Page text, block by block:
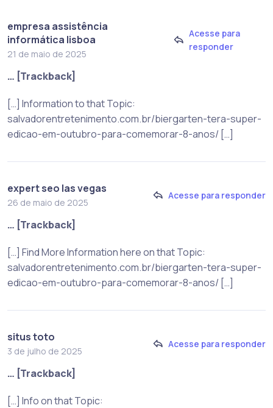
empresa assistência
informática lisboa
21 de maio de 2025
Acesse para
responder
… [Trackback]
[…] Information to that Topic:
salvadorentretenimento.com.br/biergarten-tera-super-
edicao-em-outubro-para-comemorar-8-anos/ […]
expert seo las vegas
26 de maio de 2025
Acesse para responder
… [Trackback]
[…] Find More Information here on that Topic:
salvadorentretenimento.com.br/biergarten-tera-super-
edicao-em-outubro-para-comemorar-8-anos/ […]
situs toto
3 de julho de 2025
Acesse para responder
… [Trackback]
[…] Info on that Topic: